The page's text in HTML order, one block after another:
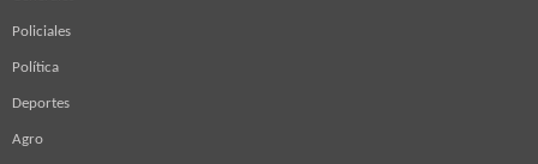
Policiales
Política
Deportes
Agro